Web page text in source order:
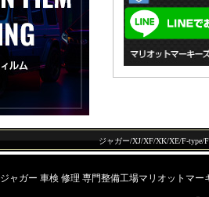
ジャガー/XJ/XF/XK/XE/F-type/
ジャガー 車検 修理 専門整備工場マリオットマー